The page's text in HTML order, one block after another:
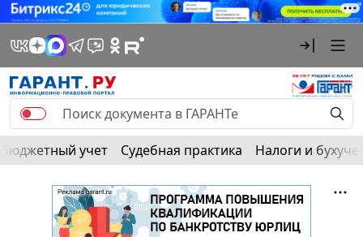
Бюджетный учет Судебная практика Налоги и